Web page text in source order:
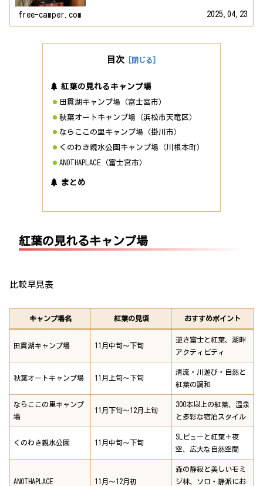
free-camper.com 2025.04.23
目次
紅葉の見れるキャンプ場
田貫湖キャンプ場（富士宮市）
秋葉オートキャンプ場（浜松市天竜区）
ならここの里キャンプ場（掛川市）
くのわき親水公園キャンプ場（川根本町）
ANOTHAPLACE（富士宮市）
まとめ
紅葉の見れるキャンプ場
比較早見表
キャンプ場名 紅葉の見頃 おすすめポイント
田貫湖キャンプ場 11月中旬〜下旬
逆さ富士と紅葉、湖畔
アクティビティ
秋葉オートキャンプ場 11月上旬〜下旬
清流・川遊び・自然と
紅葉の調和
ならここの里キャンプ
場
11月下旬〜12月上旬
300本以上の紅葉、温泉
と多彩な宿泊スタイル
くのわき親水公園 11月中旬～下旬
SLビューと紅葉＋夜
空、広大な自然空間
ANOTHAPLACE 11月〜12月初
森の静寂と美しいモミ
ジ林、ソロ・静派にお